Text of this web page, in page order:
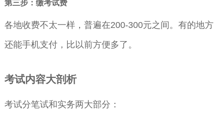
第三步：缴考试费
各地收费不太一样，普遍在200-300元之间。有的地方
还能手机支付，比以前方便多了。
考试内容大剖析
考试分笔试和实务两大部分：